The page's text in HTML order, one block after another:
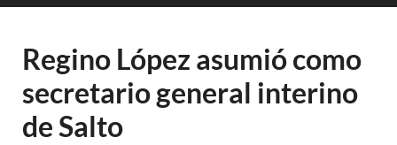
Regino López asumió como
secretario general interino
de Salto